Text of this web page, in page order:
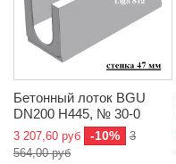
Бетонный лоток BGU
DN200 H445, № 30-0
3 207,60 руб -10%
3
564,00 руб